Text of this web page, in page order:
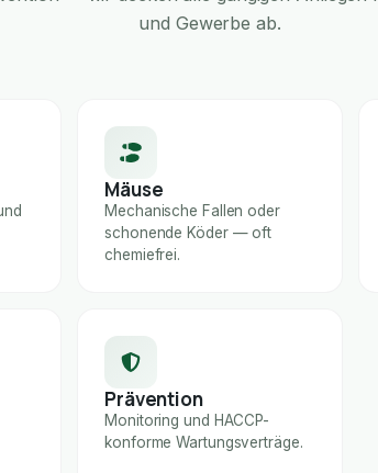
und Gewerbe ab.
Mäuse
Mechanische Fallen oder
schonende Köder — oft
chemiefrei.
Prävention
Monitoring und HACCP-
konforme Wartungsverträge.